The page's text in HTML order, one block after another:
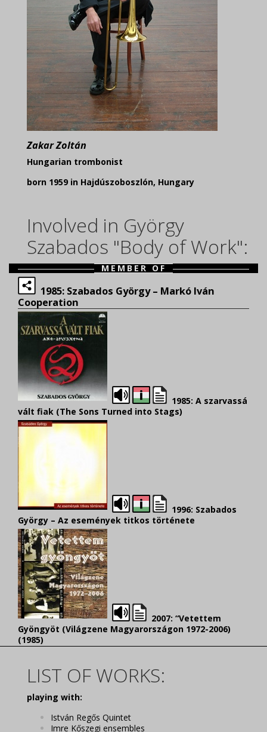
Zakar Zoltán
Hungarian trombonist
born 1959 in Hajdúszoboszlón, Hungary
Involved in György
Szabados "Body of Work":
MEMBER OF
1985: Szabados György – Markó Iván
Cooperation
1985: A szarvassá
vált fiak (The Sons Turned into Stags)
1996: Szabados
György – Az események titkos története
2007: “Vetettem
Gyöngyöt (Világzene Magyarországon 1972-2006)
(1985)
LIST OF WORKS:
playing with:
István Regős Quintet
Imre Kőszegi ensembles